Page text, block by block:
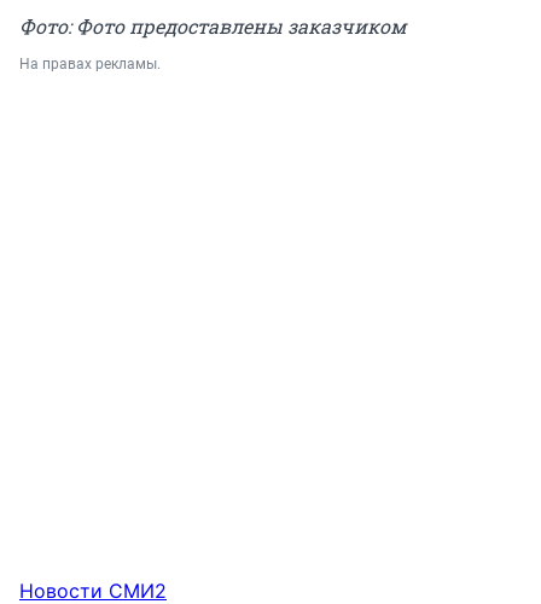
Фото: Фото предоставлены заказчиком
На правах рекламы.
Новости СМИ2